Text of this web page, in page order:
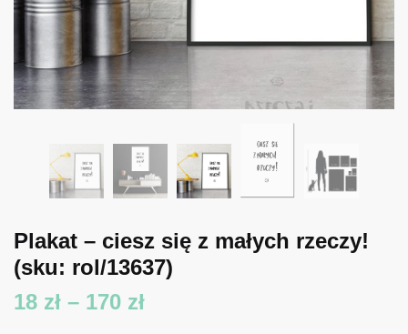
Plakat – ciesz się z małych rzeczy!
(sku: rol/13637)
18 zł – 170 złZakres